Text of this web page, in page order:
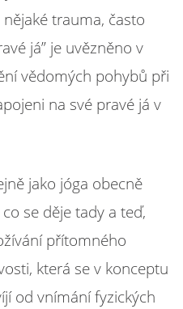
trauma, často
já” je uvězněno v
vědomých pohybů při
na své pravé já v
jako jóga obecně
se děje tady a teď,
přítomného
která se v konceptu
od vnímání fyzických